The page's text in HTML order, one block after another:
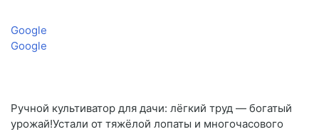
Google
Google
Ручной культиватор для дачи: лёгкий труд — богатый
урожай!Устали от тяжёлой лопаты и многочасового